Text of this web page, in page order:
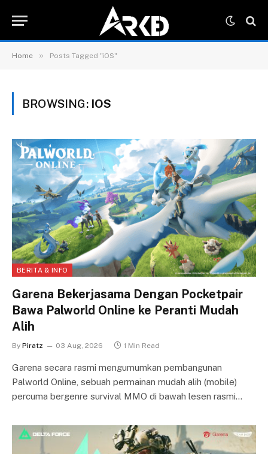
Home » Posts Tagged "iOS"
BROWSING: IOS
BERITA & INFO
Garena Bekerjasama Dengan Pocketpair
Bawa Palworld Online ke Peranti Mudah
Alih
By Piratz 03 Aug, 2026 1 Min Read
Garena secara rasmi mengumumkan pembangunan
Palworld Online, sebuah permainan mudah alih (mobile)
percuma bergenre survival MMO di bawah lesen rasmi…